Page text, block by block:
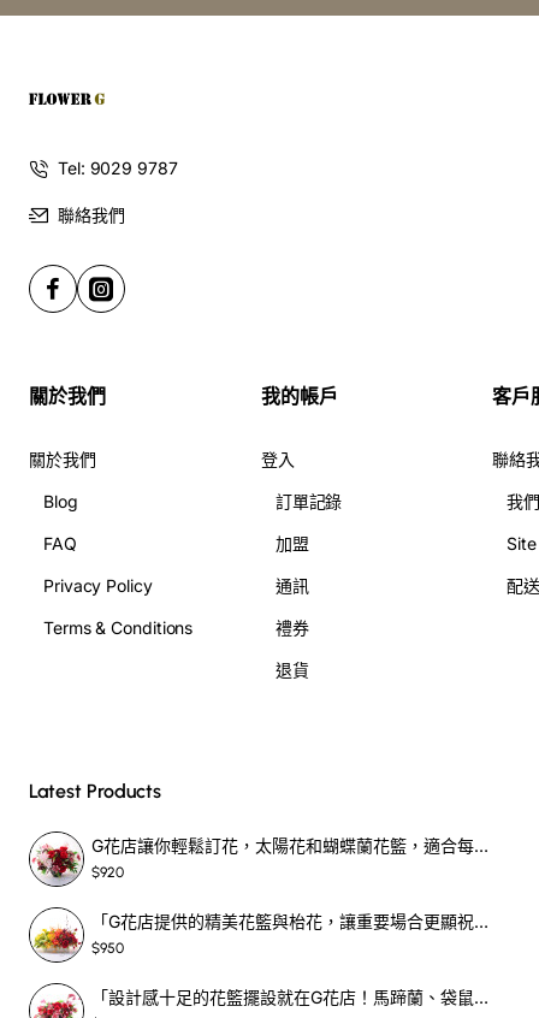
Tel: 9029 9787
聯絡我們
關於我們
關於我們
Blog
FAQ
Privacy Policy
Terms & Conditions
我的帳戶
登入
訂單記錄
加盟
通訊
禮券
退貨
客戶
聯絡
我
配
Latest Products
G花店讓你輕鬆訂花，太陽花和蝴蝶蘭花籃，適合每個重要時刻！-SF390
$920
「G花店提供的精美花籃與枱花，讓重要場合更顯祝賀與喜悅，適合各種用場！」-SF398
$950
「設計感十足的花籃擺設就在G花店！馬蹄蘭、袋鼠爪、罌粟花，為你的重大場合增光添彩！」-SF209